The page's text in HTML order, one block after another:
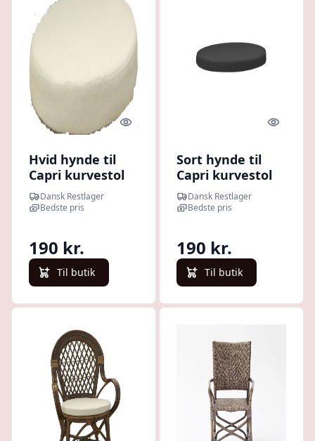
Quick look
Hvid hynde til
Capri kurvestol
diameter 43 cm
tykkelse 4 cm.
Dansk Restlager
Bedste pris
190 kr.
Til butik
Quick
Sort hynde til
Capri kurvestol
diameter 43 cm
tykkelse 4 cm.
Dansk Restlager
Bedste pris
190 kr.
Til butik